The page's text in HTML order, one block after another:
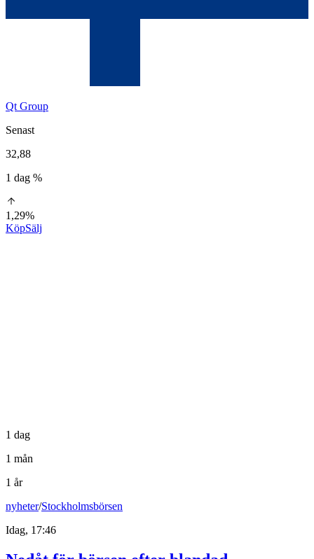
Qt Group
Senast
32,88
1 dag %
1,29%
KöpSälj
1 dag
1 mån
1 år
nyheter/Stockholmsbörsen
Idag, 17:46